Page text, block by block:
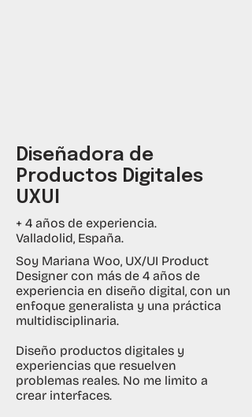
Diseñadora de
Productos Digitales
UXUI
+ 4 años de experiencia.
Valladolid, España.
Soy Mariana Woo, UX/UI Product
Designer con más de 4 años de
experiencia en diseño digital, con un
enfoque generalista y una práctica
multidisciplinaria.
Diseño productos digitales y
experiencias que resuelven
problemas reales. No me limito a
crear interfaces.